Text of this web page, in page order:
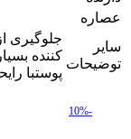
عصاره
سایر
توضیحات
جلوگیری
کننده
پوستبا
-10%